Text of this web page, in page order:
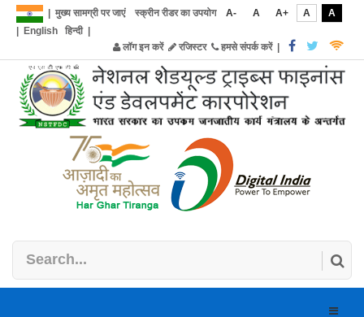
मुख्य सामग्री पर जाएं स्क्रीन रीडर का उपयोग A- A A+ A
A
English हिन्दी|
लॉग इन करें
रजिस्टर हमसे संपर्क करें|
Toggle